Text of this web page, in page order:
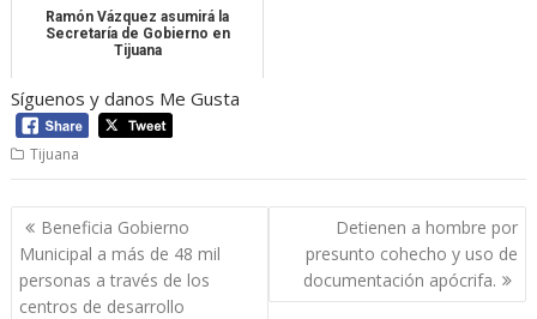
Ramón Vázquez asumirá la
Secretaría de Gobierno en
Tijuana
Síguenos y danos Me Gusta
Tijuana
Navegación
de
entradas
Beneficia Gobierno
Municipal a más de 48 mil
personas a través de los
centros de desarrollo
Detienen a hombre por
presunto cohecho y uso de
documentación apócrifa.